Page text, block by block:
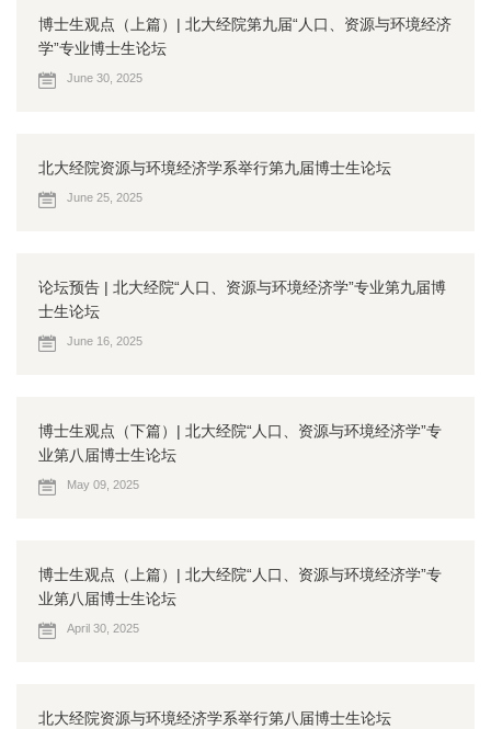
博士生观点（上篇）| 北大经院第九届“人口、资源与环境经济
学”专业博士生论坛
June 30, 2025
北大经院资源与环境经济学系举行第九届博士生论坛
June 25, 2025
论坛预告 | 北大经院“人口、资源与环境经济学”专业第九届博
士生论坛
June 16, 2025
博士生观点（下篇）| 北大经院“人口、资源与环境经济学”专
业第八届博士生论坛
May 09, 2025
博士生观点（上篇）| 北大经院“人口、资源与环境经济学”专
业第八届博士生论坛
April 30, 2025
北大经院资源与环境经济学系举行第八届博士生论坛